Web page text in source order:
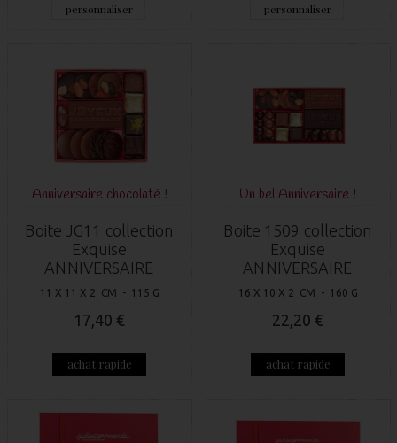
personnaliser personnaliser
Anniversaire chocolaté !
Boite JG11 collection
Exquise
ANNIVERSAIRE
11 X 11 X 2 CM - 115 G
17,40 €
achat rapide
Un bel Anniversaire !
Boite 1509 collection
Exquise
ANNIVERSAIRE
16 X 10 X 2 CM - 160 G
22,20 €
achat rapide